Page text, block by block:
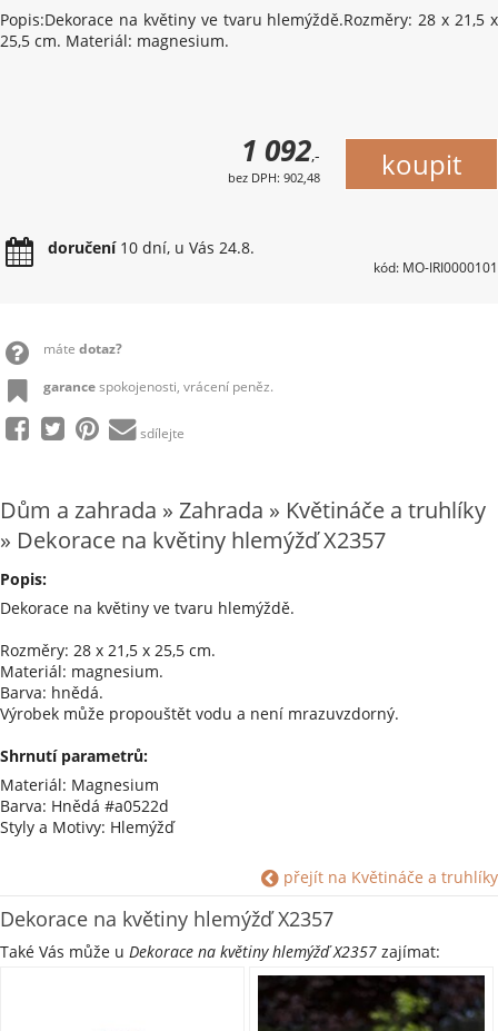
Popis:Dekorace na květiny ve tvaru hlemýždě.Rozměry: 28 x 21,5 x
25,5 cm. Materiál: magnesium.
1 092,-
bez DPH: 902,48
doručení10 dní, u Vás 24.8.
kód: MO-IRI0000101
máte dotaz?
garancespokojenosti, vrácení peněz.
sdílejte
Dům a zahrada » Zahrada » Květináče a truhlíky
» Dekorace na květiny hlemýžď X2357
Popis:
Dekorace na květiny ve tvaru hlemýždě.
Rozměry: 28 x 21,5 x 25,5 cm.
Materiál: magnesium.
Barva: hnědá.
Výrobek může propouštět vodu a není mrazuvzdorný.
Shrnutí parametrů:
Materiál: Magnesium
Barva: Hnědá #a0522d
Styly a Motivy: Hlemýžď
přejít na Květináče a truhlíky
Dekorace na květiny hlemýžď X2357
Také Vás může u Dekorace na květiny hlemýžď X2357 zajímat: